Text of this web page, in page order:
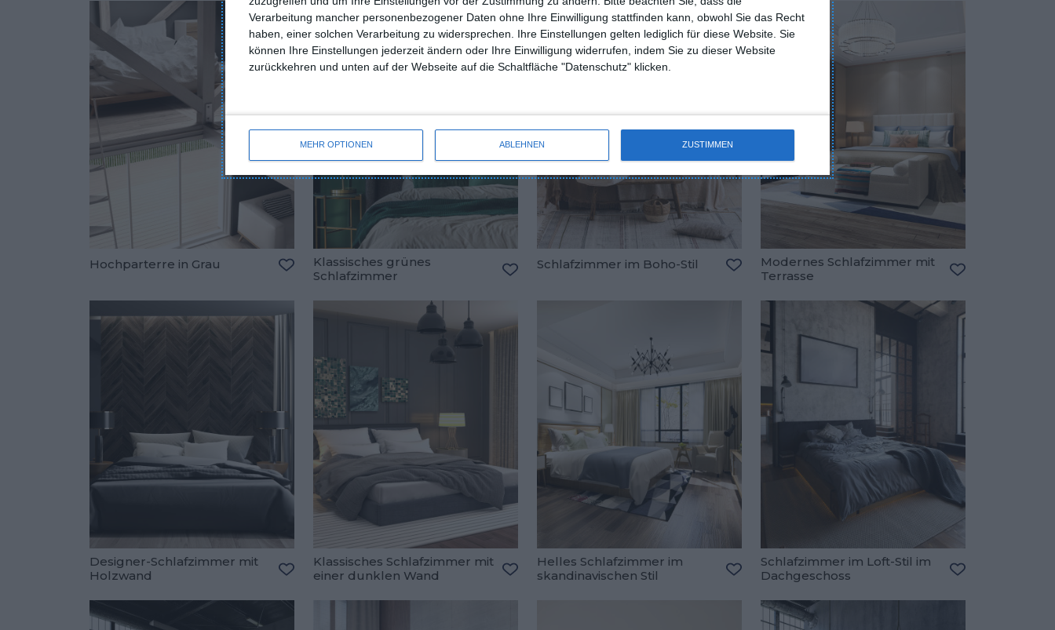
Verarbeitung mancher personenbezogener Daten ohne Ihre Einwilligung stattfinden kann, obwohl Sie das Recht
haben, einer solchen Verarbeitung zu widersprechen. Ihre Einstellungen gelten lediglich für diese Website. Sie
können Ihre Einstellungen jederzeit ändern oder Ihre Einwilligung widerrufen, indem Sie zu dieser Website
zurückkehren und unten auf der Webseite auf die Schaltfläche "Datenschutz" klicken.
MEHR OPTIONEN ABLEHNEN ZUSTIMMEN
Hochparterre in Grau
Zu den Favoriten hinzufügen
Klassisches grünes
Schlafzimmer
Schlafzimmer im Boho-Stil
Zu den Favoriten hinzufügen
Modernes Schlafzimmer mit
Terrasse
Designer-Schlafzimmer mit
Holzwand
Klassisches Schlafzimmer mit
einer dunklen Wand
Helles Schlafzimmer im
skandinavischen Stil
Zu den Favoriten hinzufügen
Schlafzimmer im Loft-Stil im
Dachgeschoss